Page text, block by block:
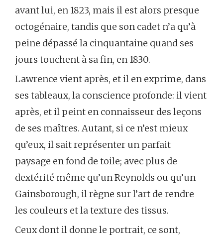
avant lui, en 1823, mais il est alors presque
octogénaire, tandis que son cadet n’a qu’à
peine dépassé la cinquantaine quand ses
jours touchent à sa fin, en 1830.
Lawrence vient après, et il en exprime, dans
ses tableaux, la conscience profonde: il vient
après, et il peint en connaisseur des leçons
de ses maîtres. Autant, si ce n’est mieux
qu’eux, il sait représenter un parfait
paysage en fond de toile; avec plus de
dextérité même qu’un Reynolds ou qu’un
Gainsborough, il règne sur l’art de rendre
les couleurs et la texture des tissus.
Ceux dont il donne le portrait, ce sont,